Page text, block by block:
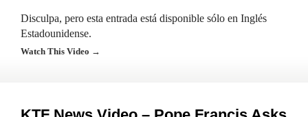
Disculpa, pero esta entrada está disponible sólo en Inglés
Estadounidense.
Watch This Video →